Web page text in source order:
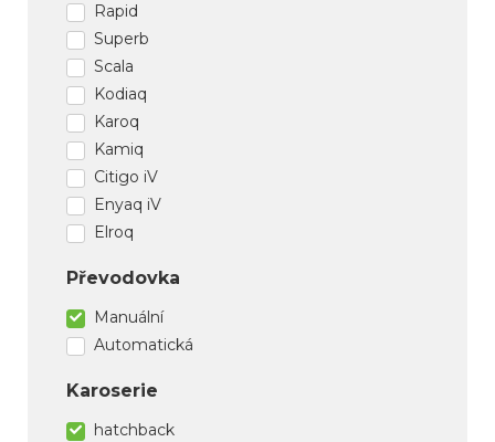
Rapid
Superb
Scala
Kodiaq
Karoq
Kamiq
Citigo iV
Enyaq iV
Elroq
Převodovka
Manuální
Automatická
Karoserie
hatchback